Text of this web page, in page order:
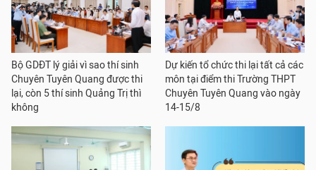
Bộ GDĐT lý giải vì sao thí sinh
Chuyên Tuyên Quang được thi
lại, còn 5 thí sinh Quảng Trị thì
không
Dự kiến tổ chức thi lại tất cả các
môn tại điểm thi Trường THPT
Chuyên Tuyên Quang vào ngày
14-15/8